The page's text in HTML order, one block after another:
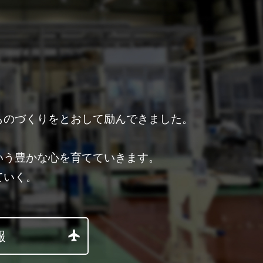
づくりをとおして励んできました。
豊かな心を育てていきます。
く。